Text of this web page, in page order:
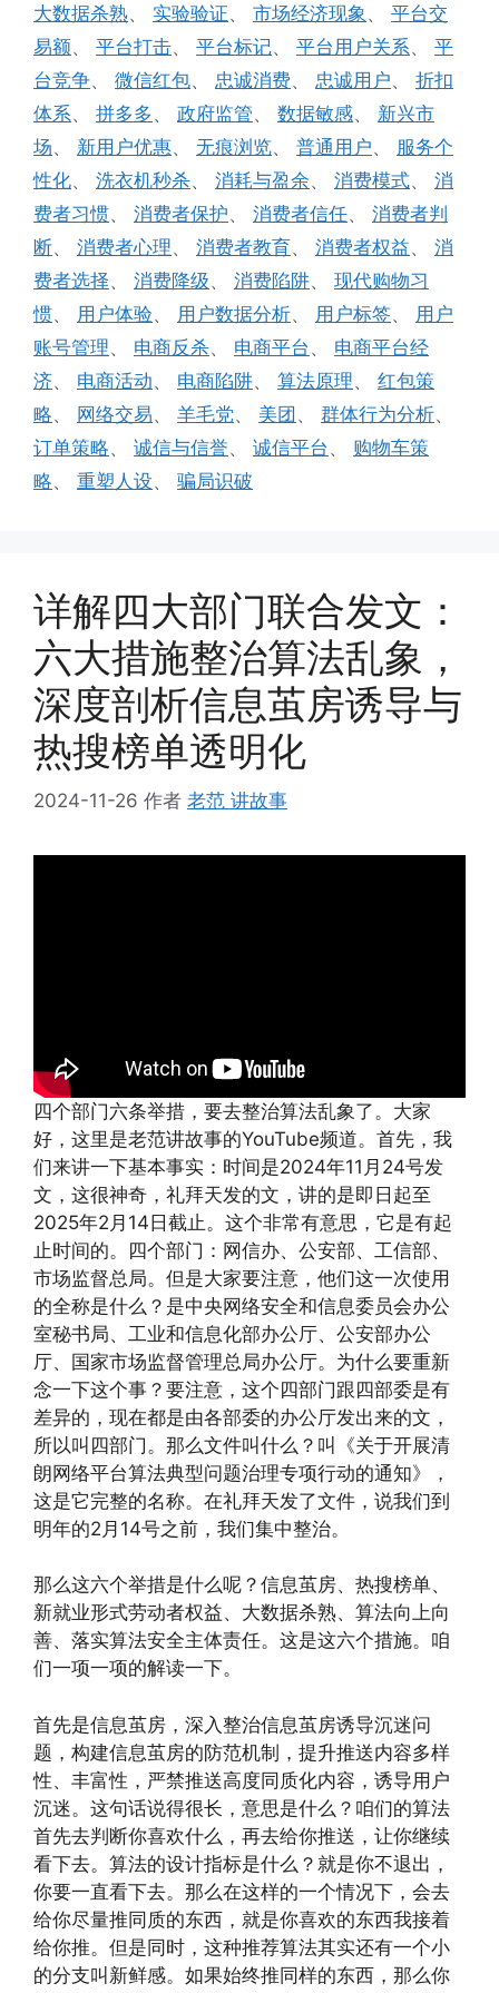
大数据杀熟、 实验验证、 市场经济现象、 平台交
易额、 平台打击、 平台标记、 平台用户关系、 平
台竞争、 微信红包、 忠诚消费、 忠诚用户、 折扣
体系、 拼多多 、 政府监管、 数据敏感、 新兴市
场、 新用户优惠、 无痕浏览、 普通用户、 服务个
性化、 洗衣机秒杀、 消耗与盈余、 消费模式、 消
费者习惯、 消费者保护、 消费者信任、 消费者判
断、 消费者心理、 消费者教育、 消费者权益、 消
费者选择、 消费降级、 消费陷阱、 现代购物习
惯、 用户体验、 用户数据分析、 用户标签、 用户
账号管理、 电商反杀、 电商平台 、 电商平台经
济、 电商活动、 电商陷阱、 算法原理、 红包策
略、 网络交易、 羊毛党、 美团 、 群体行为分析、
订单策略、 诚信与信誉、 诚信平台 、 购物车策
略、 重塑人设、 骗局识破
详解四大部门联合发文：
六大措施整治算法乱象，
深度剖析信息茧房诱导与
热搜榜单透明化
2024-11-26 作者 老范 讲故事
四个部门六条举措，要去整治算法乱象了。大家
好，这里是老范讲故事的YouTube频道。首先，我
们来讲一下基本事实：时间是2024年11月24号发
文，这很神奇，礼拜天发的文，讲的是即日起至
2025年2月14日截止。这个非常有意思，它是有起
止时间的。四个部门：网信办、公安部、工信部、
市场监督总局。但是大家要注意，他们这一次使用
的全称是什么？是中央网络安全和信息委员会办公
室秘书局、工业和信息化部办公厅、公安部办公
厅、国家市场监督管理总局办公厅。为什么要重新
念一下这个事？要注意，这个四部门跟四部委是有
差异的，现在都是由各部委的办公厅发出来的文，
所以叫四部门。那么文件叫什么？叫《关于开展清
朗网络平台算法典型问题治理专项行动的通知》，
这是它完整的名称。在礼拜天发了文件，说我们到
明年的2月14号之前，我们集中整治。
那么这六个举措是什么呢？信息茧房、热搜榜单、
新就业形式劳动者权益、大数据杀熟、算法向上向
善、落实算法安全主体责任。这是这六个措施。咱
们一项一项的解读一下。
首先是信息茧房，深入整治信息茧房诱导沉迷问
题，构建信息茧房的防范机制，提升推送内容多样
性、丰富性，严禁推送高度同质化内容，诱导用户
沉迷。这句话说得很长，意思是什么？咱们的算法
首先去判断你喜欢什么，再去给你推送，让你继续
看下去。算法的设计指标是什么？就是你不退出，
你要一直看下去。那么在这样的一个情况下，会去
给你尽量推同质的东西，就是你喜欢的东西我接着
给你推。但是同时，这种推荐算法其实还有一个小
的分支叫新鲜感。如果始终推同样的东西，那么你